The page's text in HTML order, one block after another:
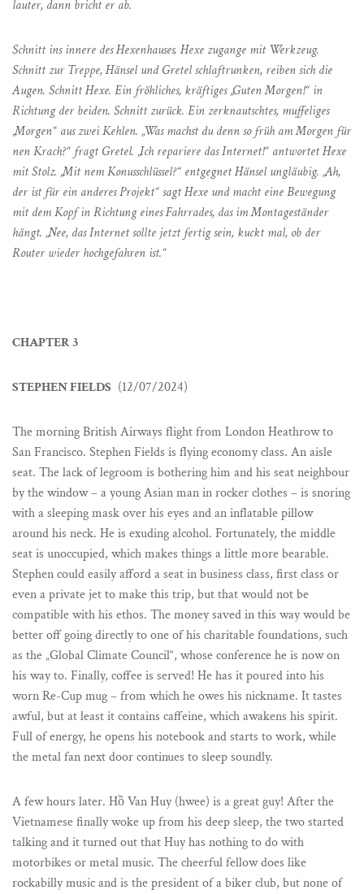
lauter, dann bricht er ab.
Schnitt ins innere des Hexenhauses. Hexe zugange mit Werkzeug.
Schnitt zur Treppe, Hänsel und Gretel schlaftrunken, reiben sich die
Augen. Schnitt Hexe. Ein fröhliches, kräftiges „Guten Morgen!“ in
Richtung der beiden. Schnitt zurück. Ein zerknautschtes, muffeliges
„Morgen“ aus zwei Kehlen. „Was machst du denn so früh am Morgen für
nen Krach?“ fragt Gretel. „Ich repariere das Internet!“ antwortet Hexe
mit Stolz. „Mit nem Konusschlüssel?“ entgegnet Hänsel ungläubig. „Ah,
der ist für ein anderes Projekt“ sagt Hexe und macht eine Bewegung
mit dem Kopf in Richtung eines Fahrrades, das im Montageständer
hängt. „Nee, das Internet sollte jetzt fertig sein, kuckt mal, ob der
Router wieder hochgefahren ist.“
CHAPTER 3
STEPHEN FIELDS (12/07/2024)
The morning British Airways flight from London Heathrow to
San Francisco. Stephen Fields is flying economy class. An aisle
seat. The lack of legroom is bothering him and his seat neighbour
by the window – a young Asian man in rocker clothes – is snoring
with a sleeping mask over his eyes and an inflatable pillow
around his neck. He is exuding alcohol. Fortunately, the middle
seat is unoccupied, which makes things a little more bearable.
Stephen could easily afford a seat in business class, first class or
even a private jet to make this trip, but that would not be
compatible with his ethos. The money saved in this way would be
better off going directly to one of his charitable foundations, such
as the „Global Climate Council“, whose conference he is now on
his way to. Finally, coffee is served! He has it poured into his
worn Re-Cup mug – from which he owes his nickname. It tastes
awful, but at least it contains caffeine, which awakens his spirit.
Full of energy, he opens his notebook and starts to work, while
the metal fan next door continues to sleep soundly.
A few hours later. Hồ Van Huy (hwee) is a great guy! After the
Vietnamese finally woke up from his deep sleep, the two started
talking and it turned out that Huy has nothing to do with
motorbikes or metal music. The cheerful fellow does like
rockabilly music and is the president of a biker club, but none of